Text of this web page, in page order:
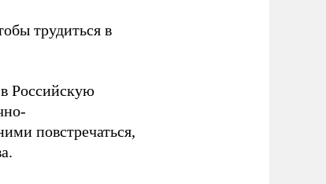
трудиться в
Российскую
повстречаться,